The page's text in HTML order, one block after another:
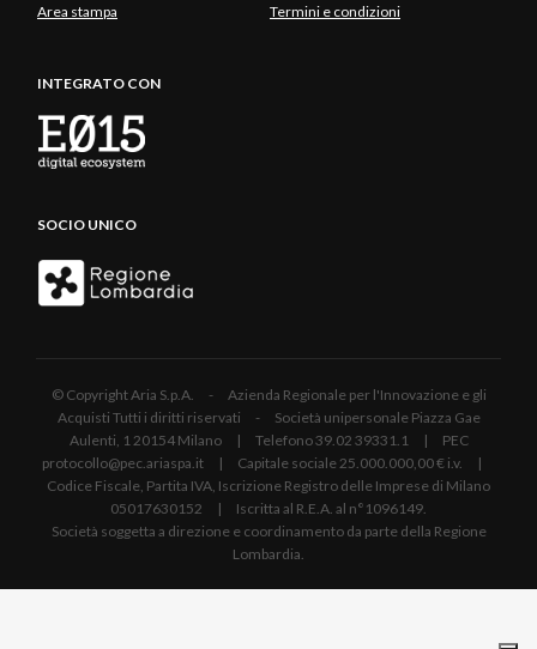
Area stampa Termini e condizioni
INTEGRATO CON
SOCIO UNICO
© Copyright Aria S.p.A. - Azienda Regionale per l'Innovazione e gli
Acquisti Tutti i diritti riservati - Società unipersonale Piazza Gae
Aulenti, 1 20154 Milano | Telefono 39.02 39331.1 | PEC
protocollo@pec.ariaspa.it | Capitale sociale 25.000.000,00 € i.v. |
Codice Fiscale, Partita IVA, Iscrizione Registro delle Imprese di Milano
05017630152 | Iscritta al R.E.A. al n°1096149.
Società soggetta a direzione e coordinamento da parte della Regione
Lombardia.